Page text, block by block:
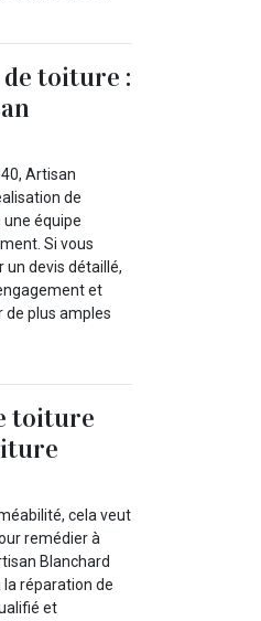
de toiture :
Artisan
de
une équipe
Si vous
devis détaillé,
et
de plus amples
toiture
cela veut
remédier à
Blanchard
réparation de
et